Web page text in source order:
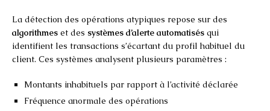
La détection des opérations atypiques repose sur des
algorithmes et des systèmes d’alerte automatisés qui
identifient les transactions s’écartant du profil habituel du
client. Ces systèmes analysent plusieurs paramètres :
Montants inhabituels par rapport à l’activité déclarée
Fréquence anormale des opérations